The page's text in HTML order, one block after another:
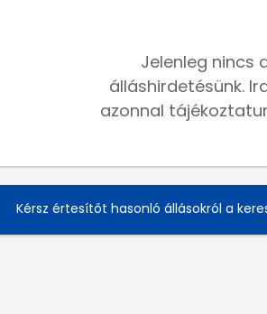
Jelenleg nincs
álláshirdetésünk.
azonnal
Kérsz értesítőt hasonló állásokról a